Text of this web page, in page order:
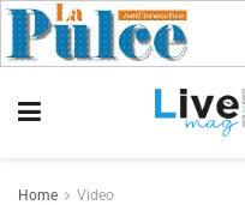
Home Video